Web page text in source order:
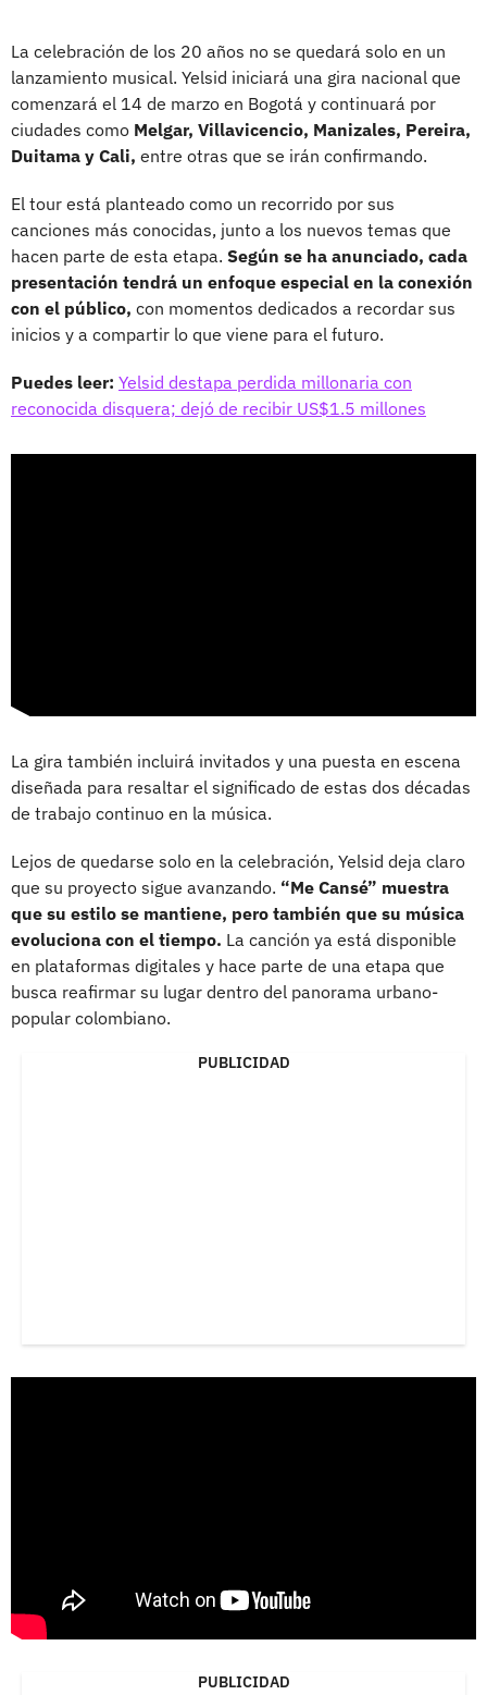
La celebración de los 20 años no se quedará solo en un
lanzamiento musical. Yelsid iniciará una gira nacional que
comenzará el 14 de marzo en Bogotá y continuará por
ciudades como Melgar, Villavicencio, Manizales, Pereira,
Duitama y Cali, entre otras que se irán confirmando.
El tour está planteado como un recorrido por sus
canciones más conocidas, junto a los nuevos temas que
hacen parte de esta etapa. Según se ha anunciado, cada
presentación tendrá un enfoque especial en la conexión
con el público, con momentos dedicados a recordar sus
inicios y a compartir lo que viene para el futuro.
Puedes leer: Yelsid destapa perdida millonaria con
reconocida disquera; dejó de recibir US$1.5 millones
La gira también incluirá invitados y una puesta en escena
diseñada para resaltar el significado de estas dos décadas
de trabajo continuo en la música.
Lejos de quedarse solo en la celebración, Yelsid deja claro
que su proyecto sigue avanzando. “Me Cansé” muestra
que su estilo se mantiene, pero también que su música
evoluciona con el tiempo. La canción ya está disponible
en plataformas digitales y hace parte de una etapa que
busca reafirmar su lugar dentro del panorama urbano-
popular colombiano.
PUBLICIDAD
PUBLICIDAD